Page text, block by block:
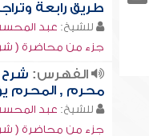
طريق رابعة
للشيخ: عبد
جزء من محاضرة ( شرح
الفهرس: شرح
محرم , المحرم
للشيخ: عبد
جزء من محاضرة ( شرح